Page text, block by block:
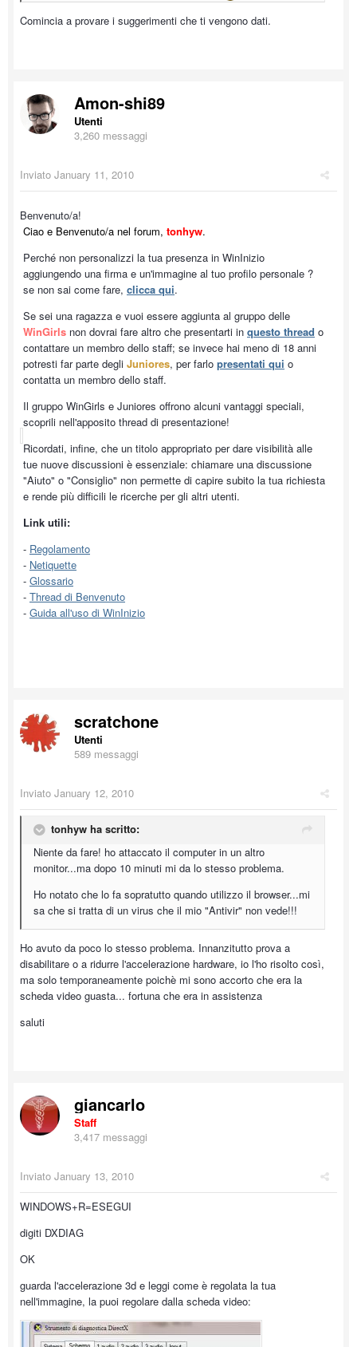
Comincia a provare i suggerimenti che ti vengono dati.
Amon-shi89
Utenti
3,260 messaggi
Inviato January 11, 2010
Benvenuto/a!
Ciao e Benvenuto/a nel forum, tonhyw.
Perché non personalizzi la tua presenza in WinInizio
aggiungendo una firma e un'immagine al tuo profilo personale ?
se non sai come fare, clicca qui.
Se sei una ragazza e vuoi essere aggiunta al gruppo delle
WinGirls non dovrai fare altro che presentarti in questo thread o
contattare un membro dello staff; se invece hai meno di 18 anni
potresti far parte degli Juniores, per farlo presentati qui o
contatta un membro dello staff.
Il gruppo WinGirls e Juniores offrono alcuni vantaggi speciali,
scoprili nell'apposito thread di presentazione!
Ricordati, infine, che un titolo appropriato per dare visibilità alle
tue nuove discussioni è essenziale: chiamare una discussione
"Aiuto" o "Consiglio" non permette di capire subito la tua richiesta
e rende più difficili le ricerche per gli altri utenti.
Link utili:
- Regolamento
- Netiquette
- Glossario
- Thread di Benvenuto
- Guida all'uso di WinInizio
scratchone
Utenti
589 messaggi
Inviato January 12, 2010
tonhyw ha scritto:
Niente da fare! ho attaccato il computer in un altro
monitor...ma dopo 10 minuti mi da lo stesso problema.
Ho notato che lo fa sopratutto quando utilizzo il browser...mi
sa che si tratta di un virus che il mio "Antivir" non vede!!!
Ho avuto da poco lo stesso problema. Innanzitutto prova a
disabilitare o a ridurre l'accelerazione hardware, io l'ho risolto così,
ma solo temporaneamente poichè mi sono accorto che era la
scheda video guasta... fortuna che era in assistenza
saluti
giancarlo
Staff
3,417 messaggi
Inviato January 13, 2010
WINDOWS+R=ESEGUI
digiti DXDIAG
OK
guarda l'accelerazione 3d e leggi come è regolata la tua
nell'immagine, la puoi regolare dalla scheda video: